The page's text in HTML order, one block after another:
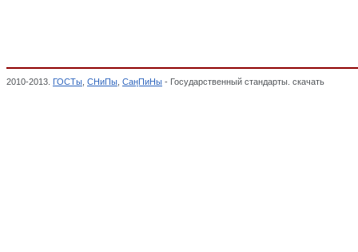
2010-2013. ГОСТы СНиПы СанПиНы - Государственный стандарты. скачать